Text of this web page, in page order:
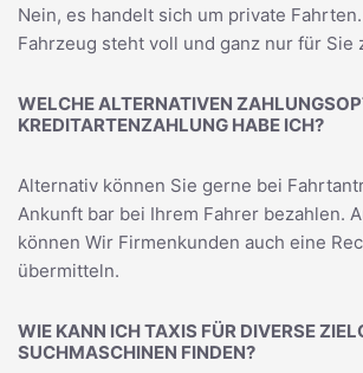
Nein, es handelt sich um private
Fahrzeug steht voll und ganz nur für Sie
WELCHE ALTERNATIVEN
KREDITARTENZAHLUNG HABE ICH?
Alternativ können Sie gerne bei
Ankunft bar bei Ihrem Fahrer bezahlen.
können Wir Firmenkunden auch eine
übermitteln.
WIE KANN ICH TAXIS FÜR DIVERSE
SUCHMASCHINEN FINDEN?